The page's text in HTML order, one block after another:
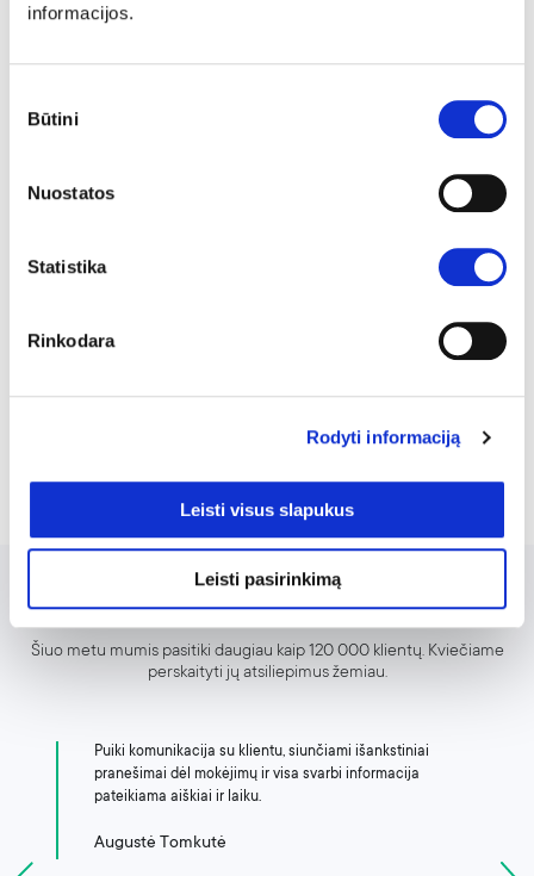
informacijos.
pasirinkimas
Būtini
Nuostatos
Statistika
Rinkodara
Rodyti informaciją
Leisti visus slapukus
Leisti pasirinkimą
Daugiau nei 120 000 klientų Tier III duomenų centras
Išrinkta mylimiausia įmone
KĄ MANO MŪSŲ KLIENTAI
Šiuo metu mumis pasitiki daugiau kaip 120 000 klientų. Kviečiame
perskaityti jų atsiliepimus žemiau.
Puiki komunikacija su klientu, siunčiami išankstiniai
pranešimai dėl mokėjimų ir visa svarbi informacija
pateikiama aiškiai ir laiku.
Augustė Tomkutė